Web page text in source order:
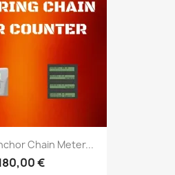
Chain Meter...
€